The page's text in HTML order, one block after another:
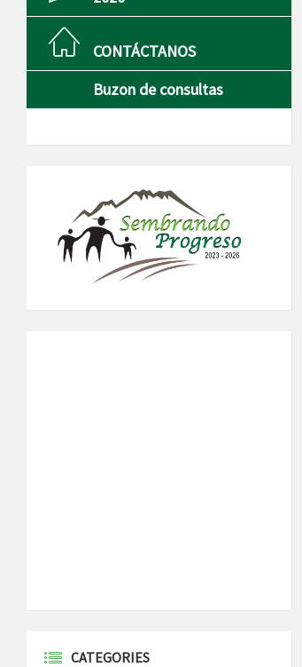
CONTÁCTANOS
Buzon de consultas
CATEGORIES